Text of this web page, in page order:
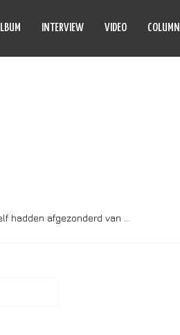
INTERVIEW VIDEO COLUMN
hadden afgezonderd van …